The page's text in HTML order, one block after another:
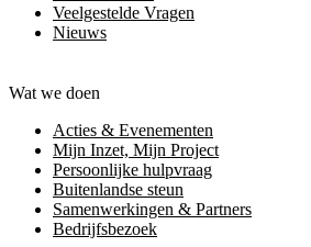
Veelgestelde Vragen
Nieuws
Wat we doen
Acties & Evenementen
Mijn Inzet, Mijn Project
Persoonlijke hulpvraag
Buitenlandse steun
Samenwerkingen & Partners
Bedrijfsbezoek